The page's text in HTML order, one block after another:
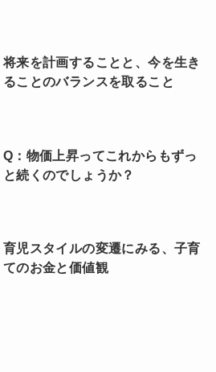
将来を計画することと、今を生き
ることのバランスを取ること
Q：物価上昇ってこれからもずっ
と続くのでしょうか？
育児スタイルの変遷にみる、子育
てのお金と価値観